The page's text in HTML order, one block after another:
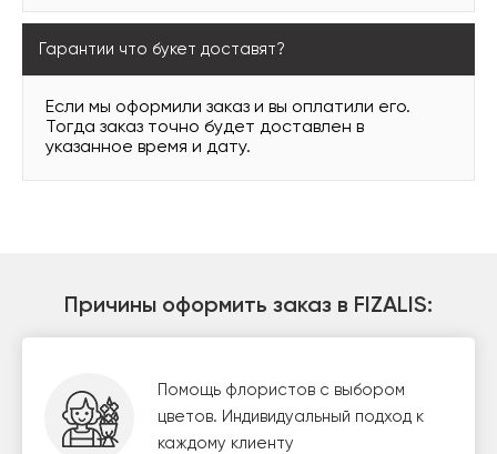
Гарантии что букет доставят?
Если мы оформили заказ и вы оплатили его.
Тогда заказ точно будет доставлен в
указанное время и дату.
Причины оформить заказ в FIZALIS:
Помощь флористов с выбором
цветов. Индивидуальный подход к
каждому клиенту